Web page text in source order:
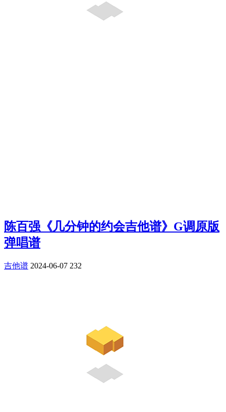
陈百强《几分钟的约会吉他谱》G调原版
弹唱谱
吉他谱 2024-06-07 232